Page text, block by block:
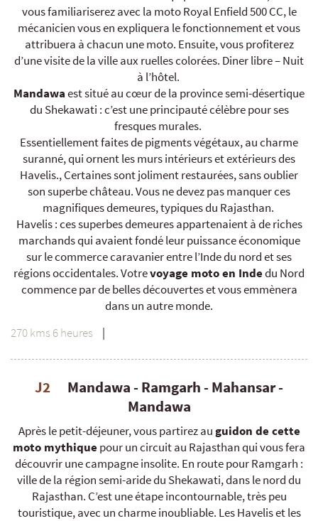
vous familiariserez avec la moto Royal Enfield 500 CC, le
mécanicien vous en expliquera le fonctionnement et vous
attribuera à chacun une moto. Ensuite, vous profiterez
d’une visite de la ville aux ruelles colorées. Diner libre – Nuit
à l’hôtel.
Mandawaest situé au cœur de la province semi-désertique
du Shekawati : c’est une principauté célèbre pour ses
fresques murales.
Essentiellement faites de pigments végétaux, au charme
suranné, qui ornent les murs intérieurs et extérieurs des
Havelis., Certaines sont joliment restaurées, sans oublier
son superbe château. Vous ne devez pas manquer ces
magnifiques demeures, typiques du Rajasthan.
Havelis : ces superbes demeures appartenaient à de riches
marchands qui avaient fondé leur puissance économique
sur le commerce caravanier entre l’Inde du nord et ses
régions occidentales. Votrevoyage moto en Indedu Nord
commence par de belles découvertes et vous emmènera
dans un autre monde.
270 kms 6 heures
|
J2
Mandawa - Ramgarh - Mahansar -
Mandawa
Après le petit-déjeuner, vous partirez auguidon de cette
moto mythiquepour un circuit au Rajasthan qui vous fera
découvrir une campagne insolite. En route pour Ramgarh :
ville de la région semi-aride du Shekawati, dans le nord du
Rajasthan. C’est une étape incontournable, très peu
touristique, avec un charme inoubliable. Les Havelis et les